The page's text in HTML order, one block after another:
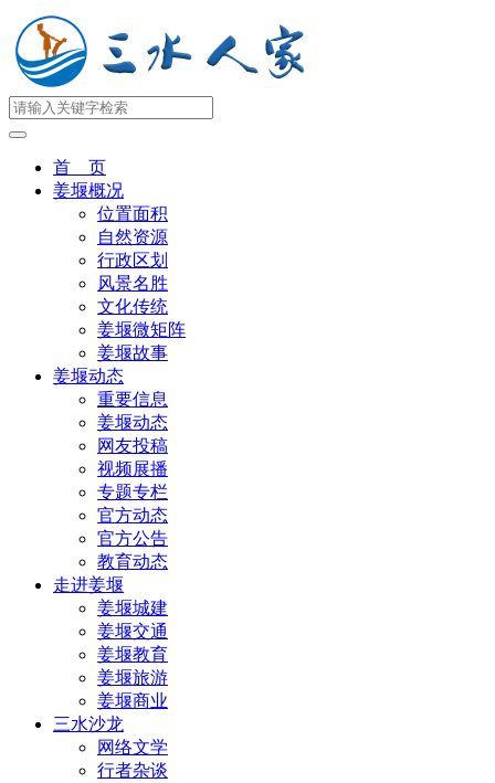
首 页
姜堰概况
位置面积
自然资源
行政区划
风景名胜
文化传统
姜堰微矩阵
姜堰故事
姜堰动态
重要信息
姜堰动态
网友投稿
视频展播
专题专栏
官方动态
官方公告
教育动态
走进姜堰
姜堰城建
姜堰交通
姜堰教育
姜堰旅游
姜堰商业
三水沙龙
网络文学
行者杂谈